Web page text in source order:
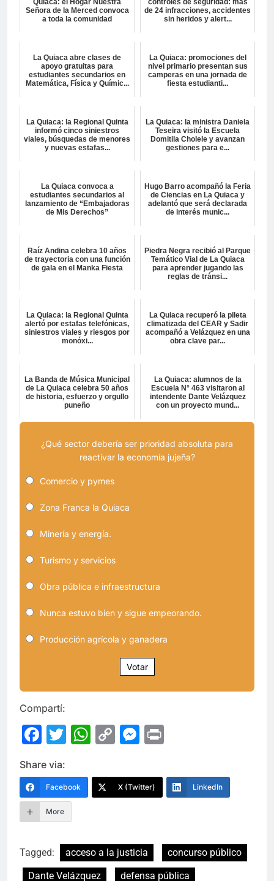
Señora de la Merced convoca
a toda la comunidad
de 24 infracciones, accidentes
sin heridos y alert...
La Quiaca abre clases de
apoyo gratuitas para
estudiantes secundarios en
Matemática, Física y Químic...
La Quiaca: promociones del
nivel primario presentan sus
camperas en una jornada de
fiesta estudianti...
La Quiaca: la Regional Quinta
informó cinco siniestros
viales, búsquedas de menores
y nuevas estafas...
La Quiaca: la ministra Daniela
Teseira visitó la Escuela
Domitila Cholele y avanzan
gestiones para e...
La Quiaca convoca a
estudiantes secundarios al
lanzamiento de “Embajadoras
de Mis Derechos”
Hugo Barro acompañó la Feria
de Ciencias en La Quiaca y
adelantó que será declarada
de interés munic...
Raíz Andina celebra 10 años
de trayectoria con una función
de gala en el Manka Fiesta
Piedra Negra recibió al Parque
Temático Vial de La Quiaca
para aprender jugando las
reglas de tránsi...
La Quiaca: la Regional Quinta
alertó por estafas telefónicas,
siniestros viales y riesgos por
monóxi...
La Quiaca recuperó la pileta
climatizada del CEAR y Sadir
acompañó a Velázquez en una
obra clave par...
La Banda de Música Municipal
de La Quiaca celebra 50 años
de historia, esfuerzo y orgullo
puneño
La Quiaca: alumnos de la
Escuela N° 463 visitaron al
intendente Dante Velázquez
con un proyecto mund...
¿Qué sector debería ser prioridad absoluta para
reactivar la economía jujeña?
Comercio y pymes
Zona Franca la Quiaca
Minería y energía.
Turismo y servicios
Obra pública e infraestructura
Nunca estuvo bien y sigue empeorando.
Producción agrícola y ganadera
Votar
Compartí:
Facebook
Twitter
WhatsApp
CopyMessenger
Share via:
Facebook X (Twitter) LinkedIn
More
Tagged: acceso a la justicia
concurso público
Dante Velázquez
defensa pública